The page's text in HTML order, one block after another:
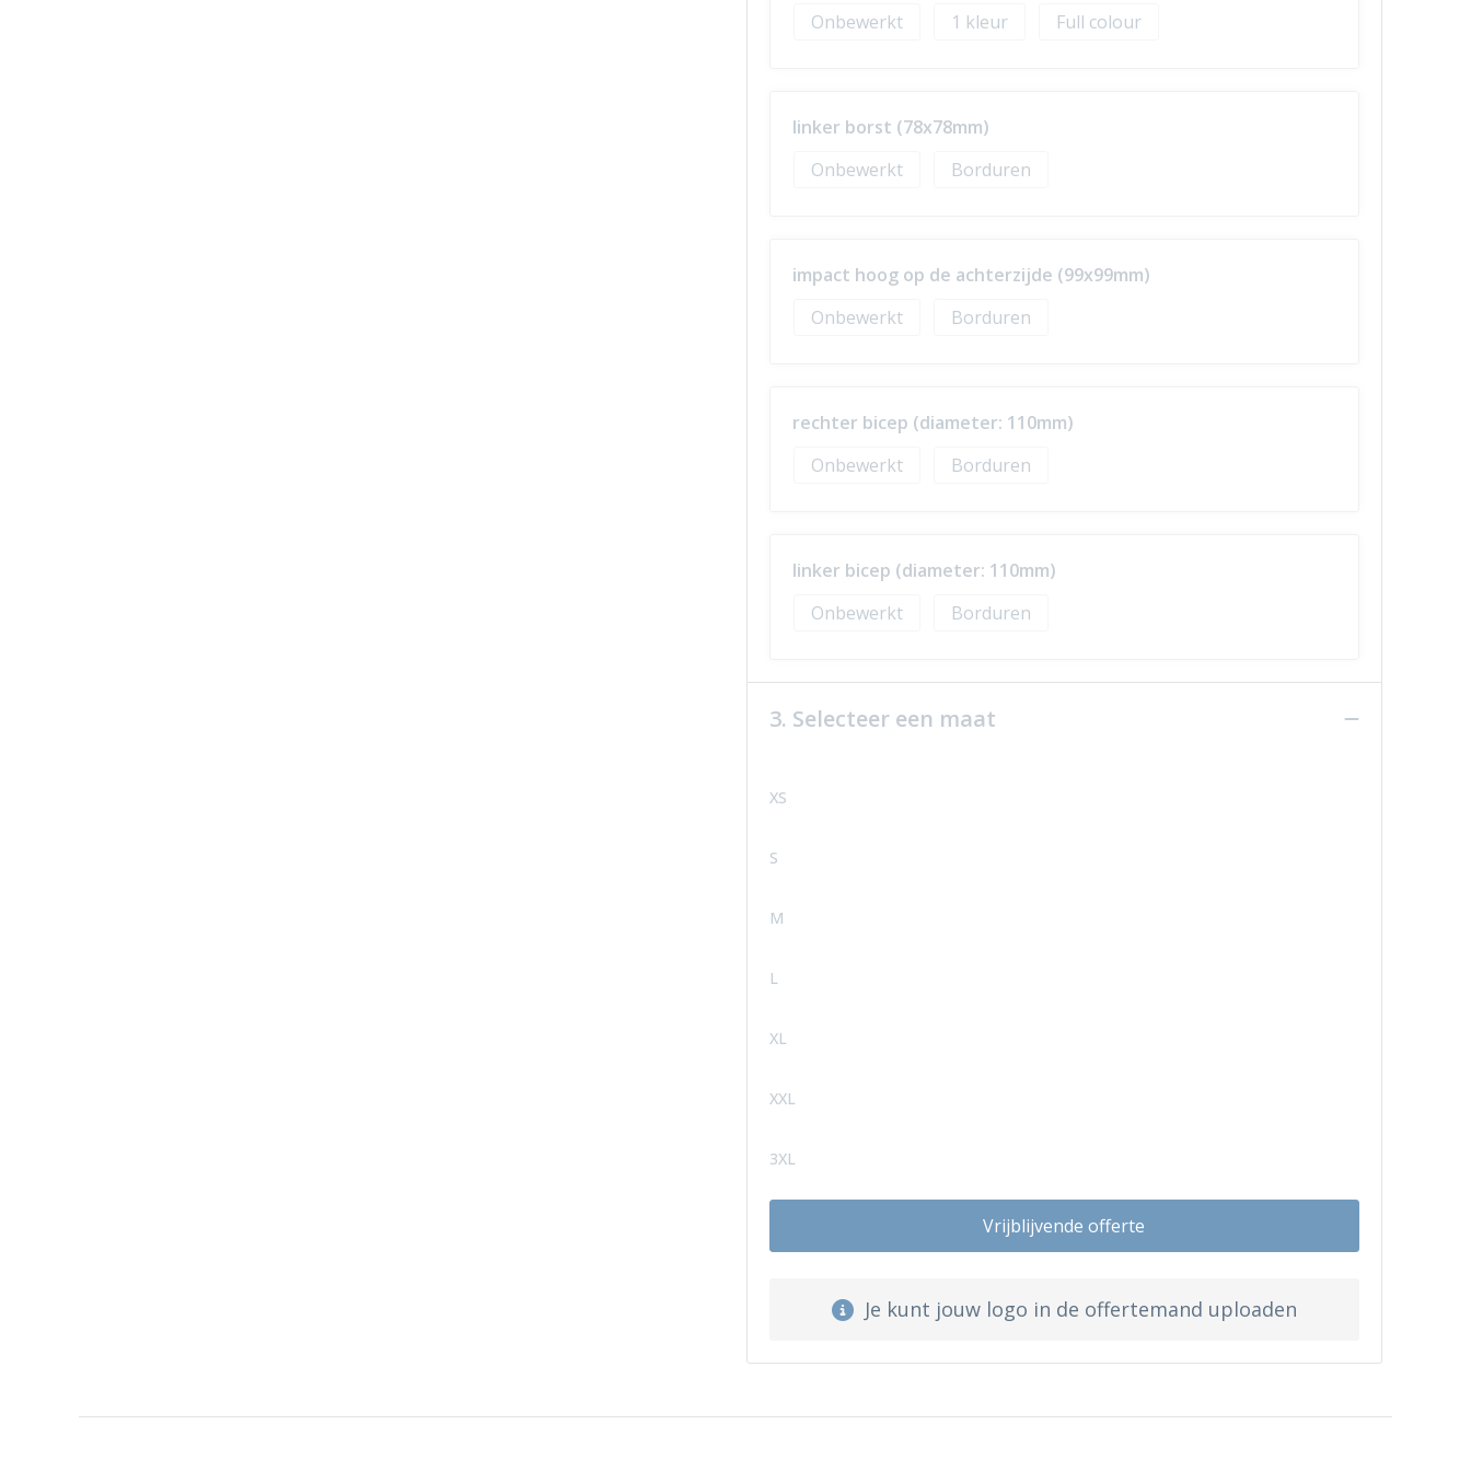
Onbewerkt 1 Full colour
linker borst (78x78mm)
Onbewerkt
Borduren
impact hoog op de achterzijde (99x99mm)
Onbewerkt
Borduren
rechter bicep (diameter: 110mm)
Onbewerkt
Borduren
linker bicep (diameter: 110mm)
Onbewerkt
Borduren
3. Selecteer een maat
XS
S
M
L
XL
XXL
3XL
Vrijblijvende offerte
Je kunt jouw logo in de offertemand uploaden